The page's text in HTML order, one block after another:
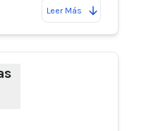
Leer Más